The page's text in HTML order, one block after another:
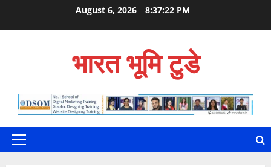
August 6, 2026 8:37:23 PM
भारत भूमि टुडे
Primary